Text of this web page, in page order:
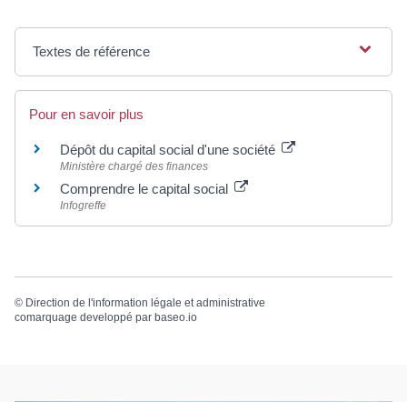
Textes de référence
Pour en savoir plus
Dépôt du capital social d'une société
Ministère chargé des finances
Comprendre le capital social
Infogreffe
© Direction de l'information légale et administrative
comarquage developpé par baseo.io